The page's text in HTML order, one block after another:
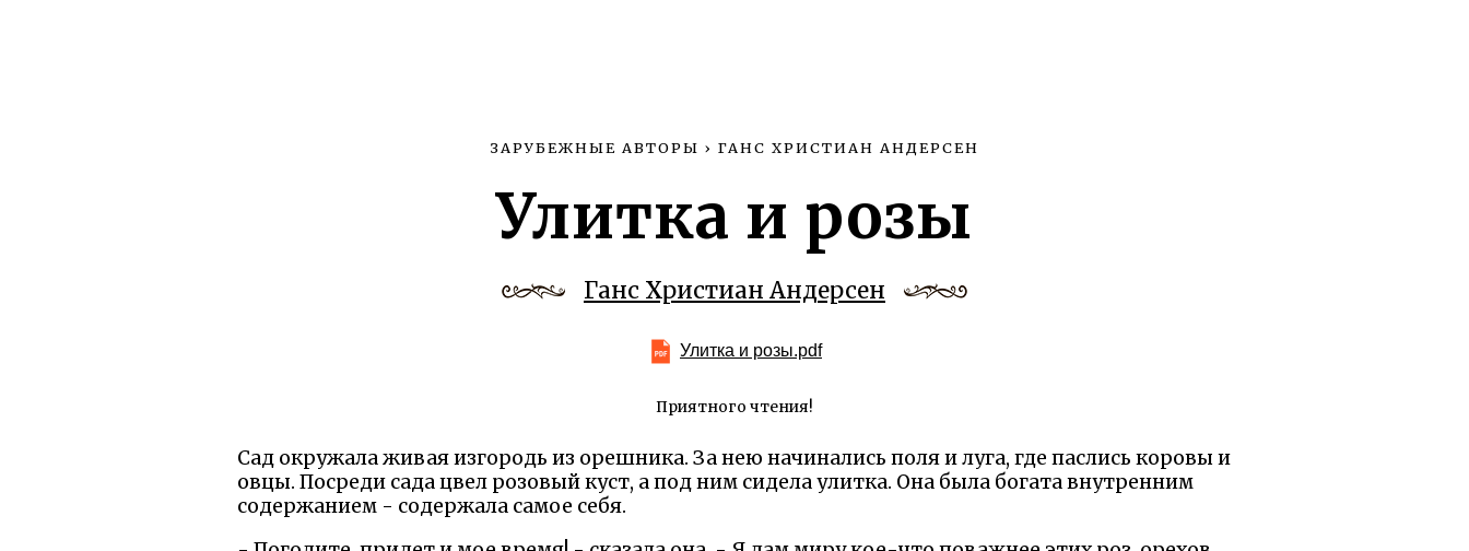
ЗАРУБЕЖНЫЕ АВТОРЫ › ГАНС ХРИСТИАН АНДЕРСЕН
Улитка и розы
Ганс Христиан Андерсен
Улитка и розы.pdf
Приятного чтения!
Сад окружала живая изгородь из орешника. За нею начинались поля и луга, где паслись коровы и
овцы. Посреди сада цвел розовый куст, а под ним сидела улитка. Она была богата внутренним
содержанием - содержала самое себя.